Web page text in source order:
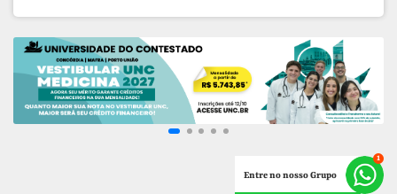
Entre no nosso Grupo